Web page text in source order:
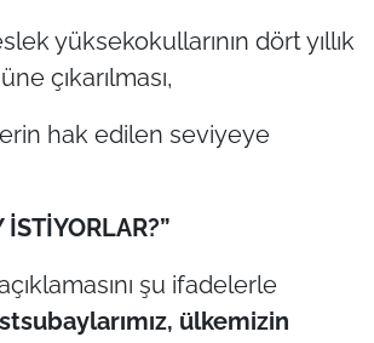
yüksekokullarının dört yıllık
çıkarılması,
hak edilen seviyeye
İSTİYORLAR?”
şu ifadelerle
ülkemizin